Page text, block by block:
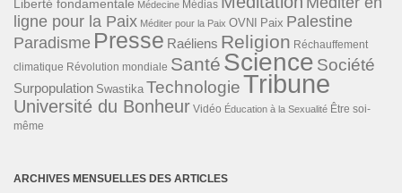
Liberté fondamentale Médecine Médias
ligne pour la Paix Méditer pour la Paix OVNI Paix Palestine
Paradisme Presse Raéliens Religion Réchauffement
climatique Révolution mondiale Santé Science Société
Surpopulation Swastika TechnologieTribune
Université du Bonheur Vidéo Éducation à la Sexualité Être soi-
même
ARCHIVES MENSUELLES DES ARTICLES